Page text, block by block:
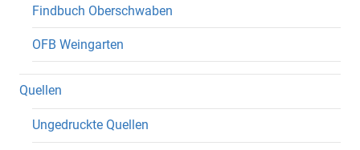
Findbuch Oberschwaben
OFB Weingarten
Quellen
Ungedruckte Quellen